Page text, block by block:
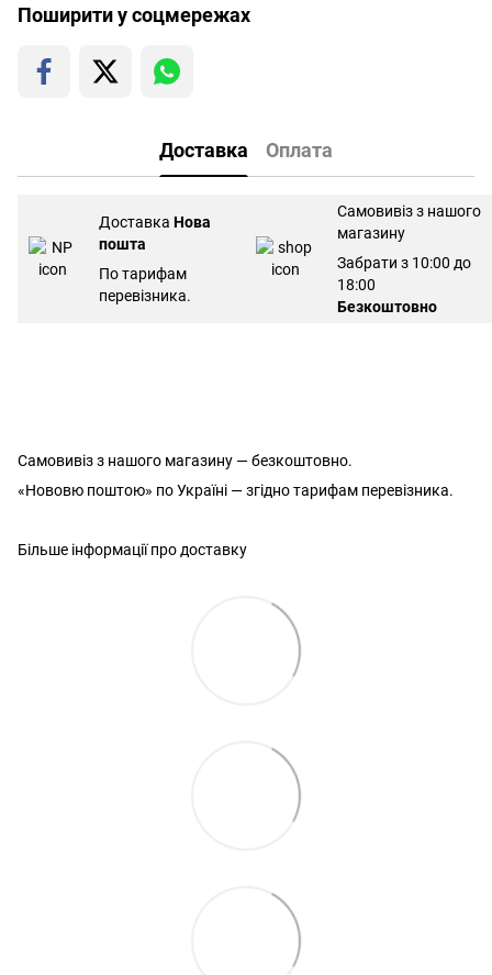
Поширити у соцмережах
Доставка Оплата
Доставка Нова
пошта
По тарифам
перевізника.
Самовивіз з нашого
магазину
Забрати з 10:00 до
18:00
Безкоштовно
Самовивіз з нашого магазину — безкоштовно.
«Нововю поштою» по Україні — згідно тарифам перевізника.
Більше інформації про доставку